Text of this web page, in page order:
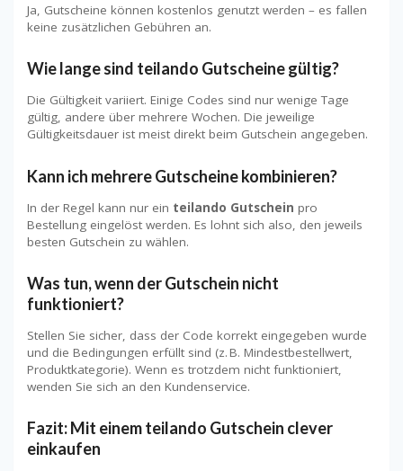
Ja, Gutscheine können kostenlos genutzt werden – es fallen
keine zusätzlichen Gebühren an.
Wie lange sind teilando Gutscheine gültig?
Die Gültigkeit variiert. Einige Codes sind nur wenige Tage
gültig, andere über mehrere Wochen. Die jeweilige
Gültigkeitsdauer ist meist direkt beim Gutschein angegeben.
Kann ich mehrere Gutscheine kombinieren?
In der Regel kann nur ein teilando Gutschein pro
Bestellung eingelöst werden. Es lohnt sich also, den jeweils
besten Gutschein zu wählen.
Was tun, wenn der Gutschein nicht
funktioniert?
Stellen Sie sicher, dass der Code korrekt eingegeben wurde
und die Bedingungen erfüllt sind (z. B. Mindestbestellwert,
Produktkategorie). Wenn es trotzdem nicht funktioniert,
wenden Sie sich an den Kundenservice.
Fazit: Mit einem teilando Gutschein clever
einkaufen